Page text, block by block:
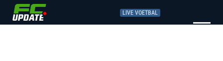
LIVE VOETBAL